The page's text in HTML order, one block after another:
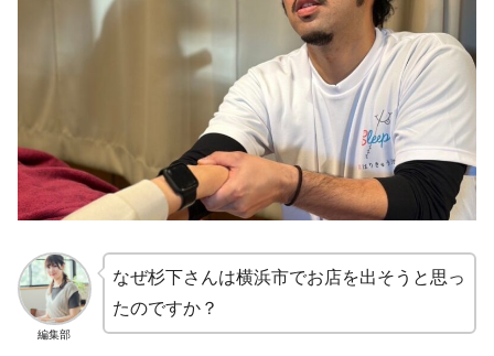
編集部
なぜ杉下さんは横浜市でお店を出そうと思っ
たのですか？